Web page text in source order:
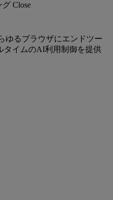
ゆるブラウザにエンドツー
タイムのAI利用制御を提供
グ Close